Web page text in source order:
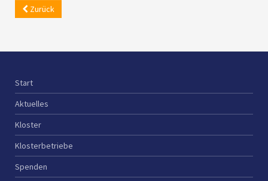
Zurück
Start
Aktuelles
Kloster
Klosterbetriebe
Spenden